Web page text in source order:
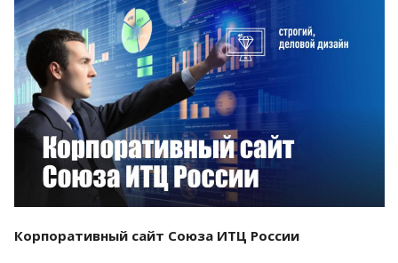
Смотреть проект
Корпоративный сайт Союза ИТЦ России